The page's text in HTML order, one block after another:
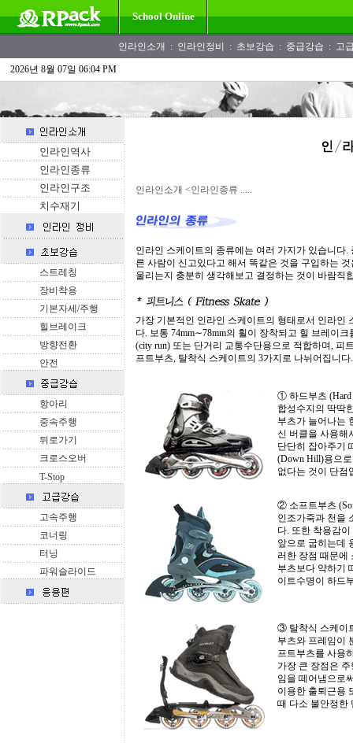
School Online
인라인소개 : 인라인정비 : 초보강습 : 중급강습 : 고
2026년 8월 07일 06:04 PM
인라인역사
인라인종류
인라인구조
치수재기
스트레칭
장비착용
기본자세/주행
힐브레이크
방향전환
안전
항아리
중속주행
뒤로가기
크로스오버
T-Stop
고속주행
코너링
터닝
파워슬라이드
인라인소개 <인라인종류 .....
인라인 스케이트의 종류에는 여러 가지가 있습니다
른 사람이 신고있다고 해서 똑같은 것을 구입하는
울리는지 충분히 생각해보고 결정하는 것이 바람직
가장 기본적인 인라인 스케이트의 형태로서 인라인
다. 보통 74mm∼78mm의 휠이 장착되고 힐 브레이
(city run) 또는 단거리 교통수단용으로 적합하며, 피
프트부츠, 탈착식 스케이트의 3가지로 나뉘어집니다.
① 하드부츠 (Hard
합성수지의 딱딱
부츠가 늘어나는
신 버클을 사용해
단단히 잡아주기
(Down Hill)용으
없다는 것이 단점
② 소프트부츠
인조가죽과 천을
다. 또한 착용감
앞으로 굽히는데
러한 장점 때문에
부츠보다 약하기
이트수명이 하드
③ 탈착식 스케이
부츠와 프레임이
프트부츠를 사용
가장 큰 장점은
임을 떼어냄으로
이용한 출퇴근용
때 다소 불안정한